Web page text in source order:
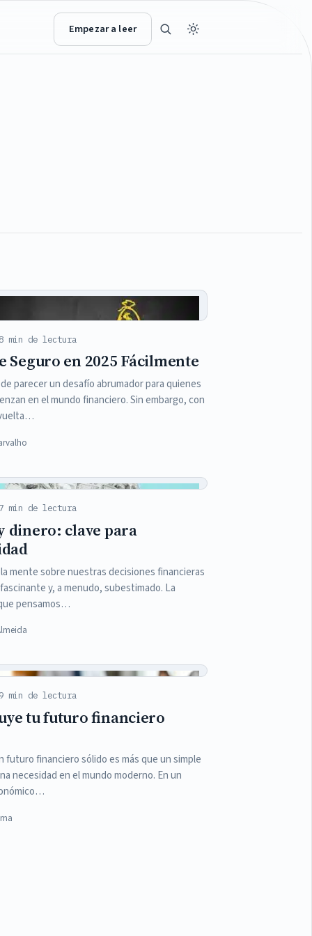
Empezar a leer
min de lectura
Seguro en 2025 Fácilmente
parecer un desafío abrumador para quienes
en el mundo financiero. Sin embargo, con
min de lectura
dinero: clave para
mente sobre nuestras decisiones financieras
y, a menudo, subestimado. La
pensamos…
min de lectura
tu futuro financiero
futuro financiero sólido es más que un simple
necesidad en el mundo moderno. En un